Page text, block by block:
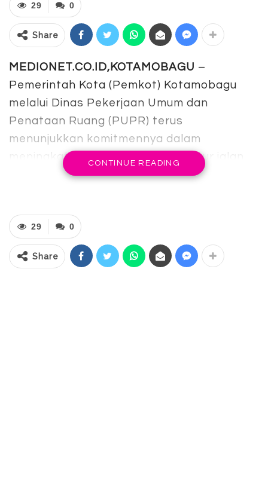
0
29
Share
MEDIONET.CO.ID,KOTAMOBAGU –
Pemerintah Kota (Pemkot) Kotamobagu
melalui Dinas Pekerjaan Umum dan
Penataan Ruang (PUPR) terus
menunjukkan komitmennya dalam
meningkatkan kualitas infrastruktur jalan.
Salah satu ruas yang saat ini tengah
masyarakat.
Kepala Dinas PUPR Kota Kotamobagu,
Claudy N. Mokodongan, mengungkapkan
CONTINUE READING
0
29
Share